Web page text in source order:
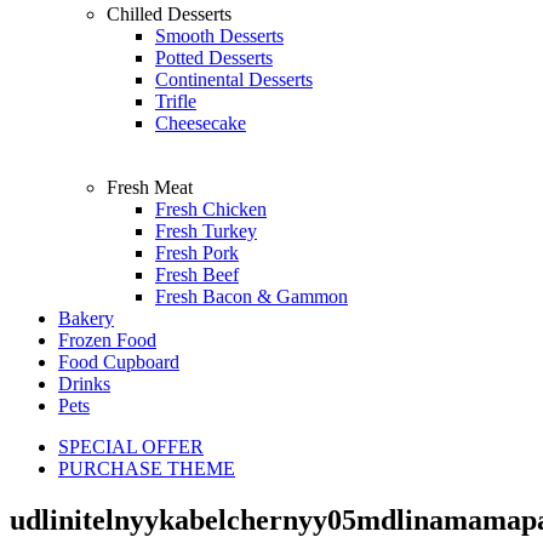
Chilled Desserts
Smooth Desserts
Potted Desserts
Continental Desserts
Trifle
Cheesecake
Fresh Meat
Fresh Chicken
Fresh Turkey
Fresh Pork
Fresh Beef
Fresh Bacon & Gammon
Bakery
Frozen Food
Food Cupboard
Drinks
Pets
SPECIAL OFFER
PURCHASE THEME